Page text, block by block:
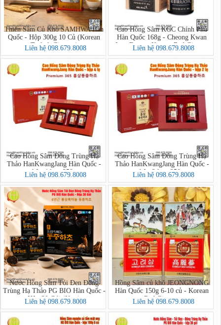
Thiên Sâm Củ Khô SAMHWA Hàn
Quốc - Hộp 300g 10 Củ (Korean
Taekuk Ginseng)
Liên hệ 098.679.8008
Cao Hồng Sâm KGC Chính Phủ
Hàn Quốc 168g - Cheong Kwan
Jang Extract Korean Red Ginseng
Liên hệ 098.679.8008
Cao Hồng Sâm Đông Trùng Hạ
Thảo HanKwangJang Hàn Quốc -
hộp 4 lọ x 250g
Liên hệ 098.679.8008
Cao Hồng Sâm Đông Trùng Hạ
Thảo HanKwangJang Hàn Quốc -
hộp 2 lọ x 250g
Liên hệ 098.679.8008
Nước Hồng Sâm Tỏi Đen Đông
Trùng Hạ Thảo PG BIO Hàn Quốc -
Hộp 30 Gói (New)
Liên hệ 098.679.8008
Hồng Sâm củ khô JEONGNONG
Hàn Quốc 150g 6-10 củ - Korean
Red Ginseng
Liên hệ 098.679.8008